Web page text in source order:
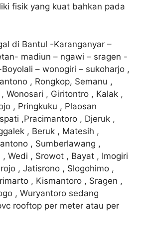
fisik yang kuat bahkan pada
di Bantul -Karanganyar –
madiun – ngawi – sragen -
– wonogiri – sukoharjo ,
, Rongkop, Semanu ,
Wonosari , Giritontro , Kalak ,
, Pringkuku , Plaosan
,Pracimantoro , Djeruk ,
, Beruk , Matesih ,
, Sumberlawang ,
, Wedi , Srowot , Bayat , Imogiri
, Jatisrono , Slogohimo ,
, Kismantoro , Sragen ,
, Wuryantoro sedang
rooftop per meter atau per